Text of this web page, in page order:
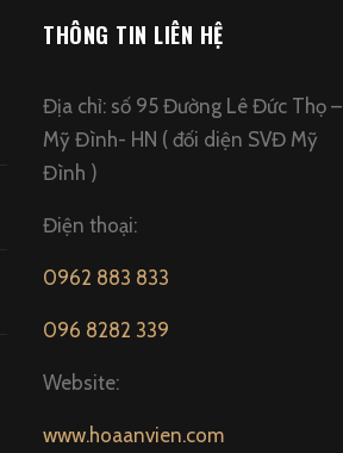
THÔNG TIN LIÊN HỆ
Địa chỉ: số 95 Đường Lê Đức Thọ –
Mỹ Đình- HN ( đối diện SVĐ Mỹ
Đình )
Điện thoại:
0962 883 833
096 8282 339
Website:
www.hoaanvien.com